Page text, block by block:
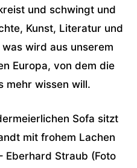
und schwingt und
Kunst, Literatur und
wird aus unserem
Europa, von dem die
mehr wissen will.
Sofa sitzt
mit frohem Lachen
Eberhard Straub (Foto